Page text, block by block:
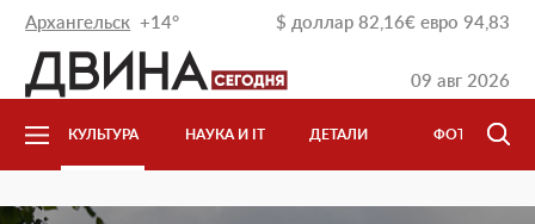
09 авг 2026
$ доллар 82,16€ евро 94,83
Архангельск +14°
КУЛЬТУРА НАУКА И IT ДЕТАЛИ ФОТО